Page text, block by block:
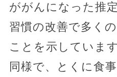
ががんになった推
習慣の改善で多く
ことを示していま
同様で、とくに食